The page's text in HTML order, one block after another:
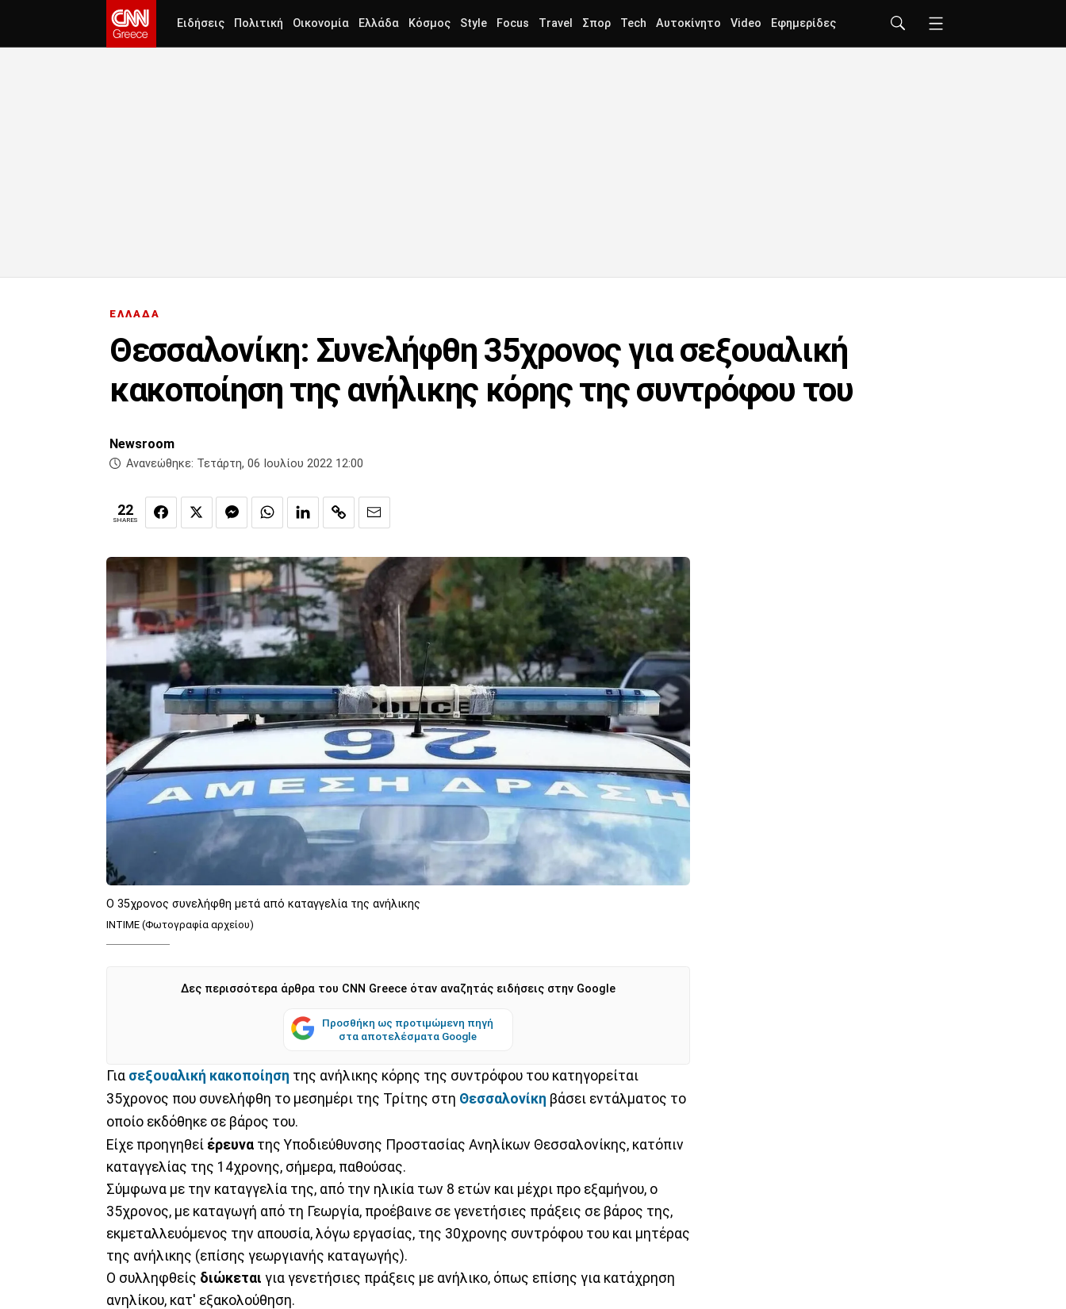
Ειδήσεις Πολιτική Οικονομία Ελλάδα Κόσμος Style Focus Travel Σπορ Tech Αυτοκίνητο Video Εφημερίδες
ΕΛΛΑΔΑ
Θεσσαλονίκη: Συνελήφθη 35χρονος για σεξουαλική
κακοποίηση της ανήλικης κόρης της συντρόφου του
Newsroom
Ανανεώθηκε: Τετάρτη, 06 Ιουλίου 2022 12:00
22
SHARES
O 35χρονoς συνελήφθη μετά από καταγγελία της ανήλικης
INTIME (Φωτογραφία αρχείου)
Δες περισσότερα άρθρα του CNN Greece όταν αναζητάς ειδήσεις στην Google
Προσθήκη ως προτιμώμενη πηγή
στα αποτελέσματα Google
Για σεξουαλική κακοποίηση της ανήλικης κόρης της συντρόφου του κατηγορείται
35χρονος που συνελήφθη το μεσημέρι της Τρίτης στη Θεσσαλονίκη βάσει εντάλματος το
οποίο εκδόθηκε σε βάρος του.
Είχε προηγηθεί έρευνα της Υποδιεύθυνσης Προστασίας Ανηλίκων Θεσσαλονίκης, κατόπιν
καταγγελίας της 14χρονης, σήμερα, παθούσας.
Σύμφωνα με την καταγγελία της, από την ηλικία των 8 ετών και μέχρι προ εξαμήνου, ο
35χρονος, με καταγωγή από τη Γεωργία, προέβαινε σε γενετήσιες πράξεις σε βάρος της,
εκμεταλλευόμενος την απουσία, λόγω εργασίας, της 30χρονης συντρόφου του και μητέρας
της ανήλικης (επίσης γεωργιανής καταγωγής).
Ο συλληφθείς διώκεται για γενετήσιες πράξεις με ανήλικο, όπως επίσης για κατάχρηση
ανηλίκου, κατ' εξακολούθηση.